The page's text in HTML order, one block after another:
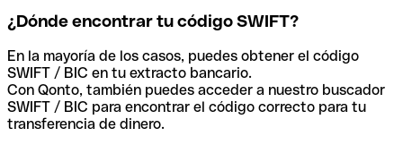
¿Dónde encontrar tu código SWIFT?
En la mayoría de los casos, puedes obtener el código
SWIFT / BIC en tu extracto bancario.
Con Qonto, también puedes acceder a nuestro buscador
SWIFT / BIC para encontrar el código correcto para tu
transferencia de dinero.